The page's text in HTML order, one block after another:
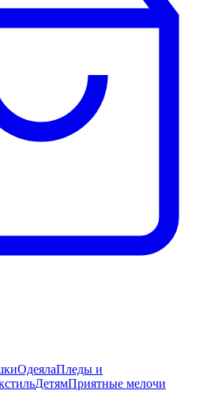
ОдеялаПледы и
ДетямПриятные мелочи